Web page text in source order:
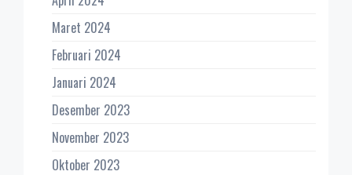
Maret 2024
Februari 2024
Januari 2024
Desember 2023
November 2023
Oktober 2023